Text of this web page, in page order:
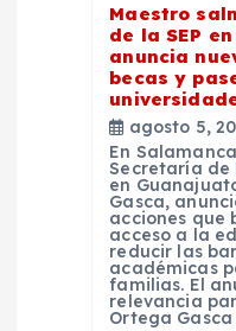
Maestro
de la SEP
anuncia
becas y
agosto 5,
En
Secretaría de
en
Gasca,
acciones que
acceso a la
reducir las
académicas
familias. El
relevancia
Ortega Gasca